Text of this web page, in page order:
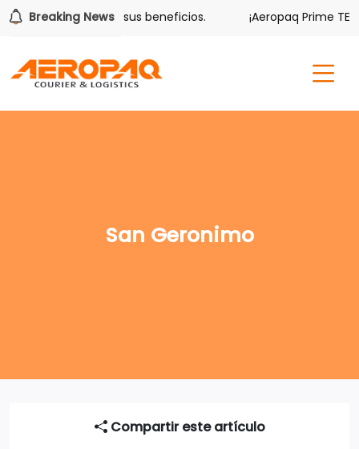
Breaking News
también tiene sus beneficios. ¡Aeropaq Prime TE
San Geronimo
Compartir este artículo